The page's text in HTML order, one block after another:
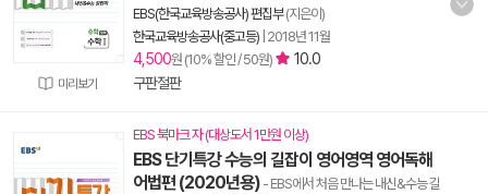
미리보기
EBS(한국교육방송공사) 편집부(지은이)
한국교육방송공사(중고등) 2018년 11월
4,500원 (10% 할인 / 50원)
10.0
구판절판
EBS 북마크 자 (대상도서 1만원 이상)
EBS 단기특강 수능의 길잡이 영어영역 영어독해
어법편 (2020년용) - EBS에서 처음 만나는 내신&수능 길